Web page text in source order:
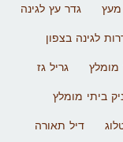
מעץ
גדר עץ לגינה
לגינה בצפון
גריל גז
ביתי מומלץ
דיל תאורה